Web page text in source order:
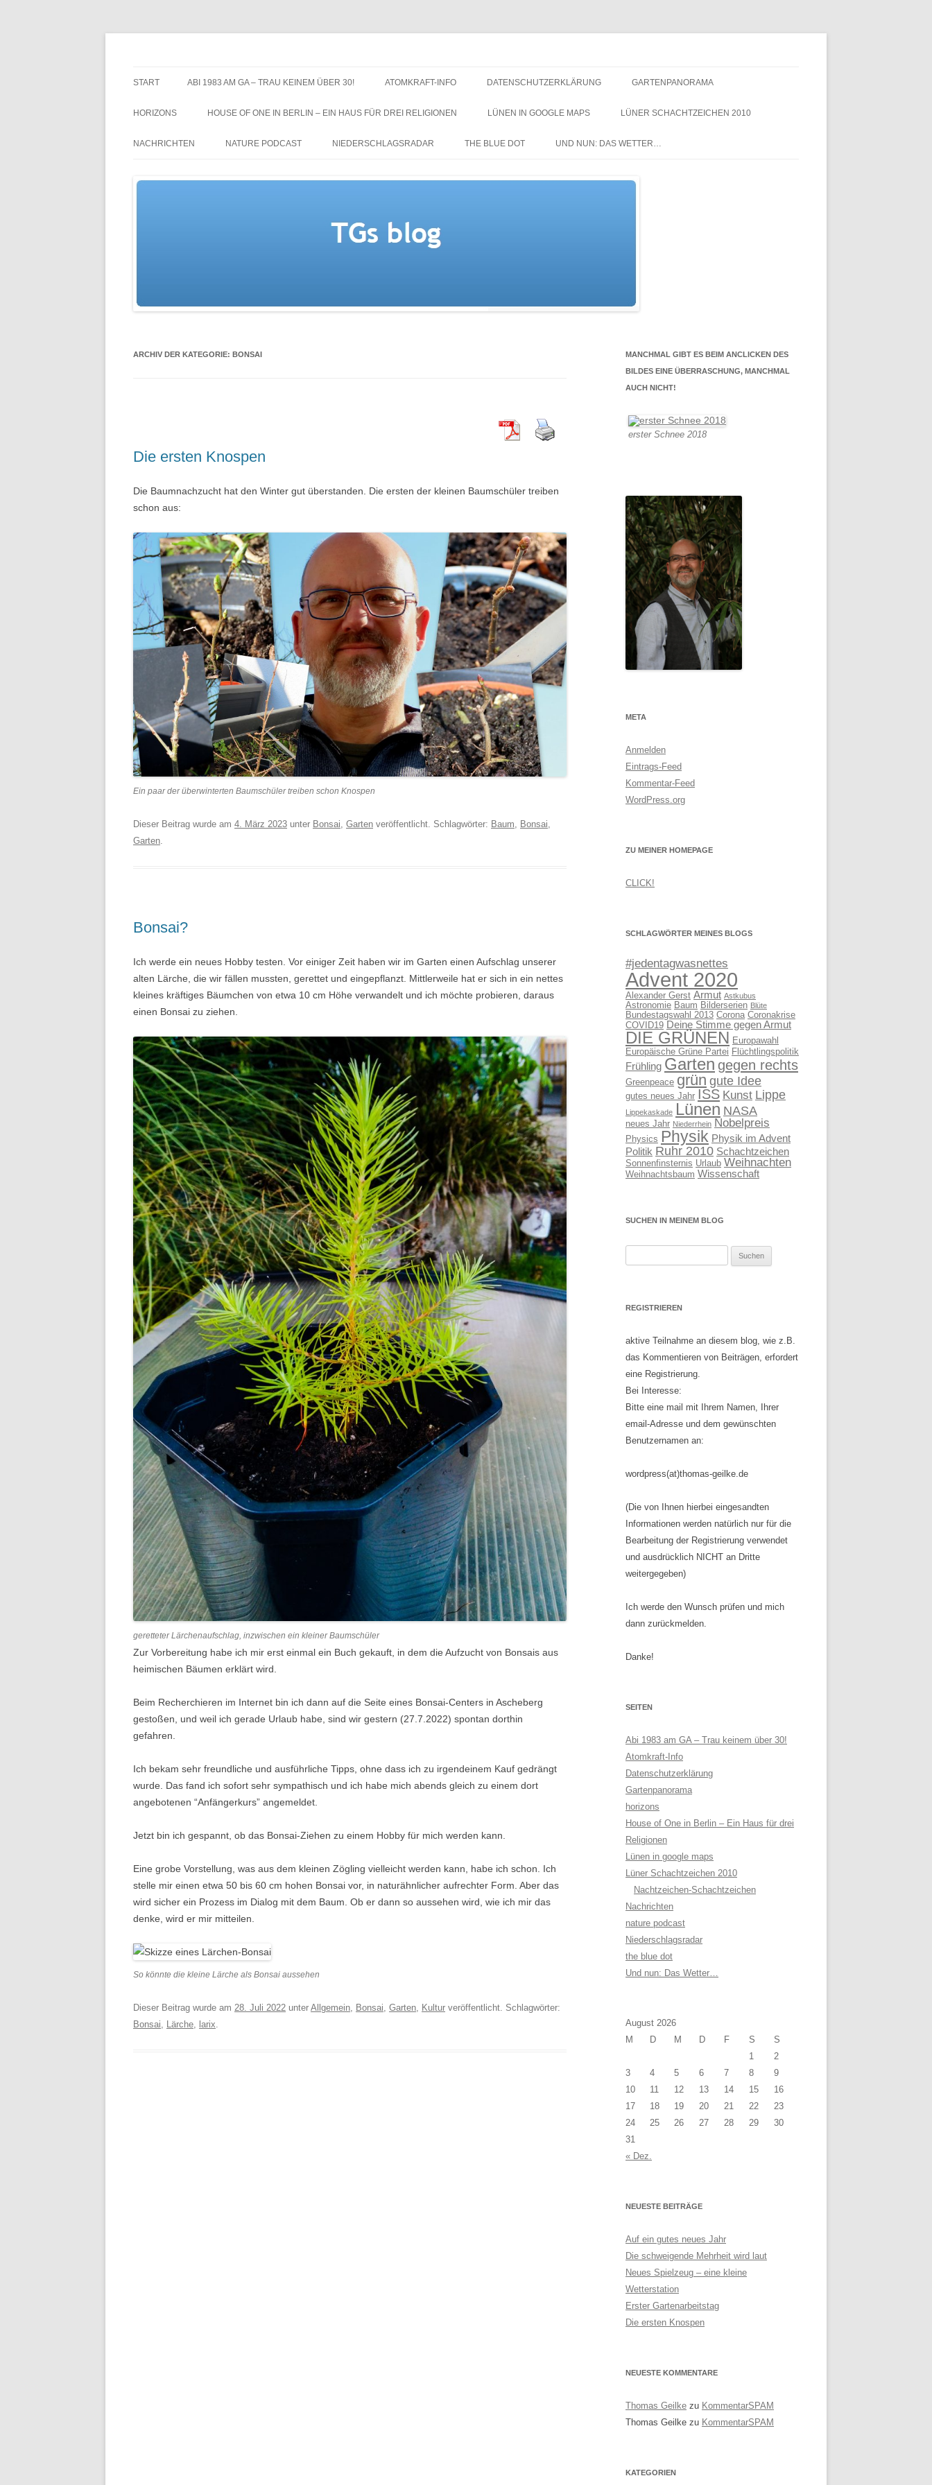
START ABI 1983 AM GA – TRAU KEINEM ÜBER 30! ATOMKRAFT-INFO DATENSCHUTZERKLÄRUNG GARTENPANORAMA
HORIZONS HOUSE OF ONE IN BERLIN – EIN HAUS FÜR DREI RELIGIONEN LÜNEN IN GOOGLE MAPS LÜNER SCHACHTZEICHEN 2010
NACHTZEICHEN-
NACHRICHTEN NATURE PODCAST NIEDERSCHLAGSRADAR THE BLUE DOT UND NUN: DAS WETTER…
ARCHIV DER KATEGORIE: BONSAI
Die ersten Knospen
Die Baumnachzucht hat den Winter gut überstanden. Die ersten der kleinen Baumschüler treiben
schon aus:
Ein paar der überwinterten Baumschüler treiben schon Knospen
Dieser Beitrag wurde am 4. März 2023 unter Bonsai Garten veröffentlicht. Schlagwörter: Baum Bonsai
Garten
Bonsai?
Ich werde ein neues Hobby testen. Vor einiger Zeit haben wir im Garten einen Aufschlag unserer
alten Lärche, die wir fällen mussten, gerettet und eingepflanzt. Mittlerweile hat er sich in ein nettes
kleines kräftiges Bäumchen von etwa 10 cm Höhe verwandelt und ich möchte probieren, daraus
einen Bonsai zu ziehen.
geretteter Lärchenaufschlag, inzwischen ein kleiner Baumschüler
Zur Vorbereitung habe ich mir erst einmal ein Buch gekauft, in dem die Aufzucht von Bonsais aus
heimischen Bäumen erklärt wird.
Beim Recherchieren im Internet bin ich dann auf die Seite eines Bonsai-Centers in Ascheberg
gestoßen, und weil ich gerade Urlaub habe, sind wir gestern (27.7.2022) spontan dorthin
gefahren.
Ich bekam sehr freundliche und ausführliche Tipps, ohne dass ich zu irgendeinem Kauf gedrängt
wurde. Das fand ich sofort sehr sympathisch und ich habe mich abends gleich zu einem dort
angebotenen “Anfängerkurs” angemeldet.
Jetzt bin ich gespannt, ob das Bonsai-Ziehen zu einem Hobby für mich werden kann.
Eine grobe Vorstellung, was aus dem kleinen Zögling vielleicht werden kann, habe ich schon. Ich
stelle mir einen etwa 50 bis 60 cm hohen Bonsai vor, in naturähnlicher aufrechter Form. Aber das
wird sicher ein Prozess im Dialog mit dem Baum. Ob er dann so aussehen wird, wie ich mir das
denke, wird er mir mitteilen.
So könnte die kleine Lärche als Bonsai aussehen
Dieser Beitrag wurde am 28. Juli 2022 unter Allgemein Bonsai Garten Kultur veröffentlicht. Schlagwörter:
Bonsai
Lärche larix
MANCHMAL GIBT ES BEIM ANCLICKEN DES
BILDES EINE ÜBERRASCHUNG, MANCHMAL
AUCH NICHT!
erster Schnee 2018
META
Anmelden
Eintrags-Feed
Kommentar-Feed
WordPress.org
ZU MEINER HOMEPAGE
CLICK!
SCHLAGWÖRTER MEINES BLOGS
#jedentagwasnettes
Advent 2020
Alexander Gerst Armut Astkubus
Astronomie Baum Bilderserien Blüte
Bundestagswahl 2013 Corona Coronakrise
COVID19 Deine Stimme gegen Armut
DIE GRÜNEN Europawahl
Europäische Grüne Partei Flüchtlingspolitik
Frühling Garten gegen rechts
Greenpeace grün gute Idee
gutes neues Jahr ISS Kunst Lippe
Lippekaskade Lünen NASA
neues Jahr Niederrhein Nobelpreis
Physics Physik Physik im Advent
Politik Ruhr 2010 Schachtzeichen
Sonnenfinsternis Urlaub Weihnachten
Weihnachtsbaum Wissenschaft
SUCHEN IN MEINEM BLOG
REGISTRIEREN
aktive Teilnahme an diesem blog, wie z.B.
das Kommentieren von Beiträgen, erfordert
eine Registrierung.
Bei Interesse:
Bitte eine mail mit Ihrem Namen, Ihrer
email-Adresse und dem gewünschten
Benutzernamen an:
wordpress(at)thomas-geilke.de
(Die von Ihnen hierbei eingesandten
Informationen werden natürlich nur für die
Bearbeitung der Registrierung verwendet
und ausdrücklich NICHT an Dritte
weitergegeben)
Ich werde den Wunsch prüfen und mich
dann zurückmelden.
Danke!
SEITEN
Abi 1983 am GA – Trau keinem über 30!
Atomkraft-Info
Datenschutzerklärung
Gartenpanorama
horizons
House of One in Berlin – Ein Haus für drei
Religionen
Lünen in google maps
Lüner Schachtzeichen 2010
Nachtzeichen-Schachtzeichen
Nachrichten
nature podcast
Niederschlagsradar
the blue dot
Und nun: Das Wetter…
August 2026
M
D M D F S
S
1
2
3
4 5 6 7 8
9
10
11 12 13 14 15
16
17
18 19 20 21 22
23
24
25 26 27 28 29
30
31
« Dez.
NEUESTE BEITRÄGE
Auf ein gutes neues Jahr
Die schweigende Mehrheit wird laut
Neues Spielzeug – eine kleine
Wetterstation
Erster Gartenarbeitstag
Die ersten Knospen
NEUESTE KOMMENTARE
Thomas Geilke zu KommentarSPAM
Thomas Geilke zu KommentarSPAM
KATEGORIEN